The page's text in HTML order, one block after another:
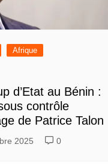
Afrique
d’Etat au Bénin :
contrôle
de Patrice Talon
2025 0